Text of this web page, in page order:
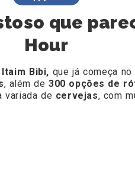
que
Hour
Itaim Bibi, que já começa
, além de300 opções de
variada de cervejas, com